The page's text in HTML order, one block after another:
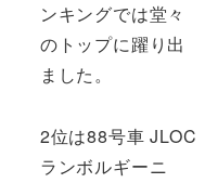
ンキングでは堂々
のトップに躍り出
ました。
2位は88号車 JLOC
ランボルギーニ